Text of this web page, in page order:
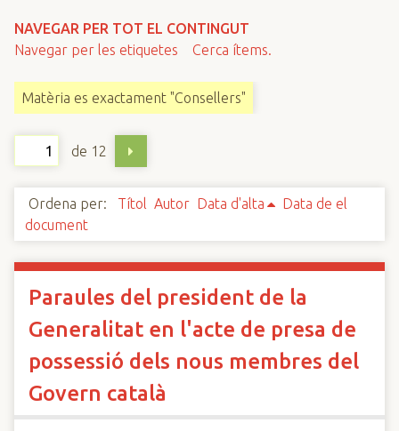
NAVEGAR PER TOT EL CONTINGUT
Navegar per les etiquetes
Cerca ítems.
Matèria es exactament "Consellers"
de 12
Ordena per: Títol Autor Data d'alta
Data de el
document
Paraules del president de la
Generalitat en l'acte de presa de
possessió dels nous membres del
Govern català